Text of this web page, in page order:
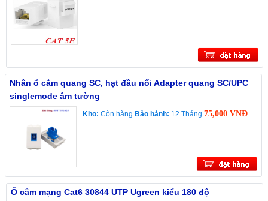
Nhân ổ cắm quang SC, hạt đầu nối Adapter quang SC/UPC
singlemode âm tường
Kho: Còn hàng.Bảo hành: 12 Tháng.75,000 VNĐ
Ổ cắm mạng Cat6 30844 UTP Ugreen kiểu 180 độ